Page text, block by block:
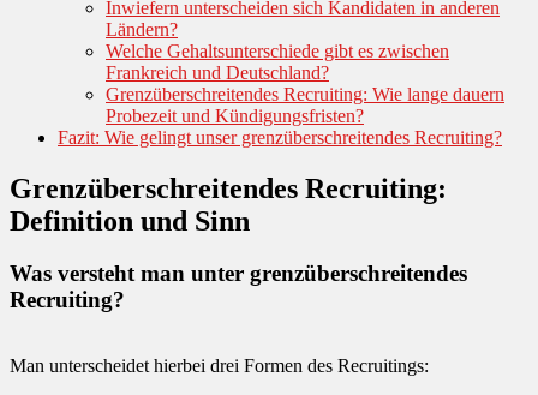
Inwiefern unterscheiden sich Kandidaten in anderen
Ländern?
Welche Gehaltsunterschiede gibt es zwischen
Frankreich und Deutschland?
Grenzüberschreitendes Recruiting: Wie lange dauern
Probezeit und Kündigungsfristen?
Fazit: Wie gelingt unser grenzüberschreitendes Recruiting?
Grenzüberschreitendes Recruiting:
Definition und Sinn
Was versteht man unter grenzüberschreitendes
Recruiting?
Man unterscheidet hierbei drei Formen des Recruitings: